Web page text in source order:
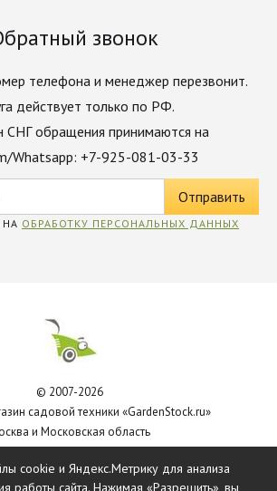
звонок
телефона и менеджер перезвонит.
действует только по РФ.
СНГ обращения принимаются на
Whatsapp: +7-925-081-03-33
НА ОБРАБОТКУ ПЕРСОНАЛЬНЫХ ДАННЫХ
© 2007-2026
садовой техники «GardenStock.ru»
и Московская область
cookie и Яндекс.Метрику для анализа
работы сайта. Нажимая «Разрешить», вы